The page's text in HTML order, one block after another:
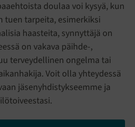
doulaa voi kysyä, kun
tuen tarpeita, esimerkiksi
haasteita, synnyttäjä on
on vakava päihde-,
terveydellinen ongelma tai
Voit olla yhteydessä
jäsenyhdistykseemme ja